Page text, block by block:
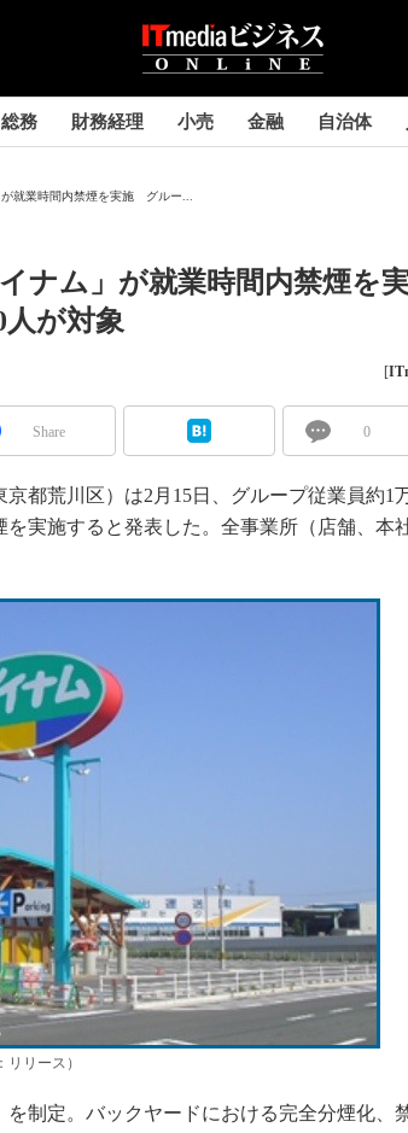
総務 財務経理 小売 金融 自治体
就業時間内禁煙を実施 グルー...
ナム」が就業時間内禁煙を
が対象
[
Share 0
都荒川区）は2月15日、グループ従業員約1
実施すると発表した。全事業所（店舗、本社
リース）
制定。バックヤードにおける完全分煙化、